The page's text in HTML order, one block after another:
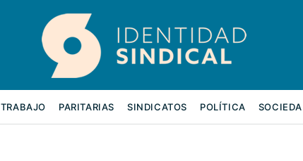
TRABAJO PARITARIAS SINDICATOS POLÍTICA